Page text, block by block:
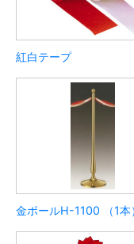
紅白テープ
金ポールH-1100 （1本